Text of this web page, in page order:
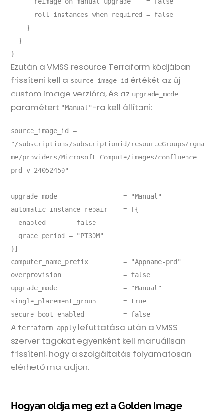
Ezután a VMSS resource Terraform kódjában
frissíteni kell a source_image_id értékét az új
custom image verzióra, és az upgrade_mode
paramétert "Manual"-ra kell állítani:
source_image_id =
"/subscriptions/subscriptionid/resourceGroups/rgna
me/providers/Microsoft.Compute/images/confluence-
prd-v-24052450"
upgrade_mode                 = "Manual"
automatic_instance_repair    = [{
}]
computer_name_prefix         = "Appname-prd"
overprovision                = false
upgrade_mode                 = "Manual"
single_placement_group       = true
A terraform apply lefuttatása után a VMSS
szerver tagokat egyenként kell manuálisan
frissíteni, hogy a szolgáltatás folyamatosan
elérhető maradjon.
Hogyan oldja meg ezt a Golden Image